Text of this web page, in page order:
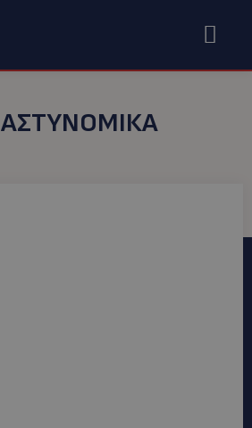
ΑΣΤΥΝΟΜΙΚΆ